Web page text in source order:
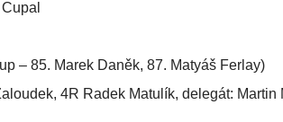
Marek Daněk, 87. Matyáš Ferlay)
4R Radek Matulík, delegát: Martin